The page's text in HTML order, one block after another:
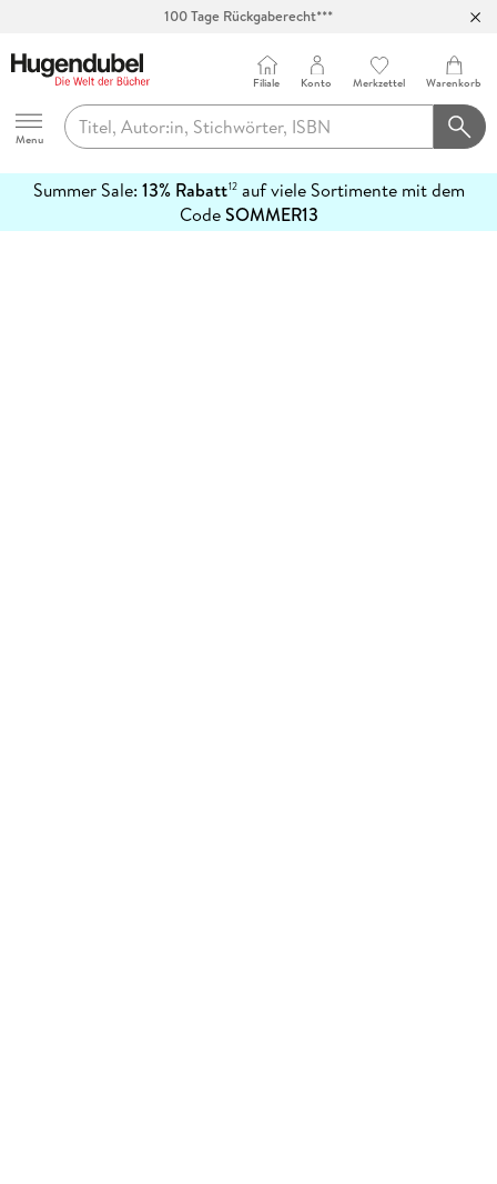
100 Tage Rückgaberecht***
Hugendubel
Menu
Filiale Konto Merkzettel Warenkorb
Summer Sale: 13% Rabatt12auf viele Sortimente mit dem
CodeSOMMER13
erfahren